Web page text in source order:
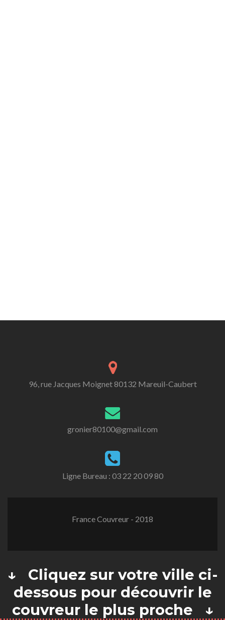
96, rue Jacques Moignet 80132 Mareuil-Caubert
gronier80100@gmail.com
Ligne Bureau : 03 22 20 09 80
France Couvreur - 2018
↓ Cliquez sur votre ville ci-
dessous pour découvrir le
couvreur le plus proche ↓